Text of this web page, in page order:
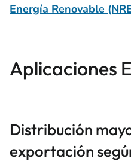
Energía Renovable
Aplicaciones
Distribución
exportación